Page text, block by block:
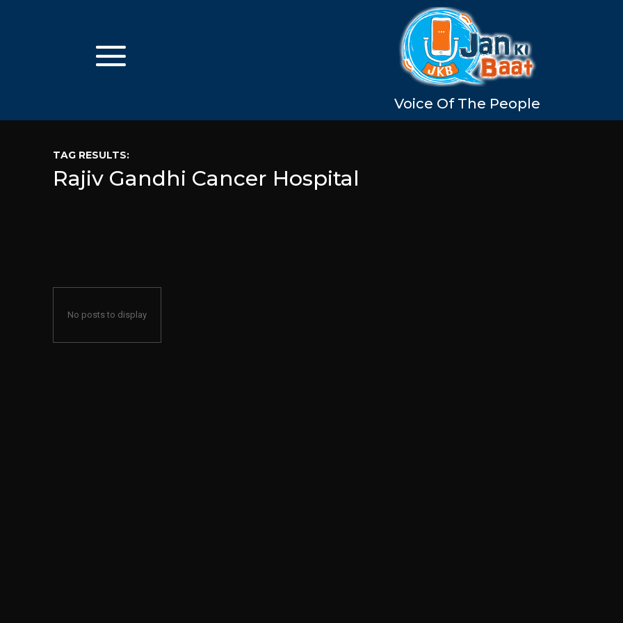
Voice Of The People
TAG RESULTS:
Rajiv Gandhi Cancer Hospital
No posts to display